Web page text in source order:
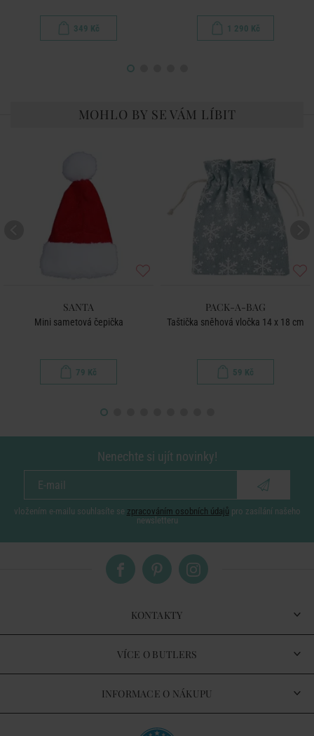
349 Kč 1 290 Kč
MOHLO BY SE VÁM LÍBIT
SANTA
Mini sametová čepička
79 Kč
PACK-A-BAG
Taštička sněhová vločka 14 x 18 cm
59 Kč
Nenechte si ujít novinky!
vložením e-mailu souhlasíte se zpracováním osobních údajů pro zasílání našeho
newsletteru
KONTAKTY
VÍCE O BUTLERS
INFORMACE O NÁKUPU